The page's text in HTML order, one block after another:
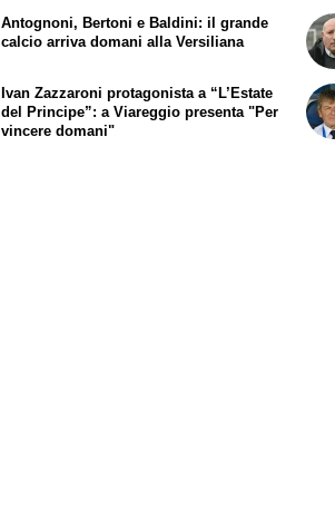
Antognoni, Bertoni e Baldini: il grande
calcio arriva domani alla Versiliana
Ivan Zazzaroni protagonista a “L’Estate
del Principe”: a Viareggio presenta "Per
vincere domani"